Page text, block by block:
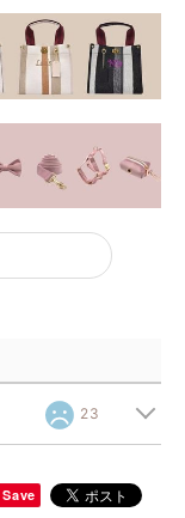
23
Save